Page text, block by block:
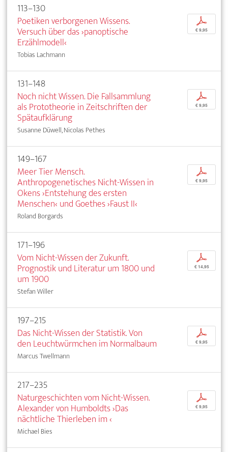
113–130
Poetiken verborgenen Wissens.
Versuch über das ›panoptische
Erzählmodell‹
Tobias Lachmann
p
€ 9,95
131–148
Noch nicht Wissen. Die Fallsammlung
als Prototheorie in Zeitschriften der
Spätaufklärung
Susanne Düwell, Nicolas Pethes
p
€ 9,95
149–167
Meer Tier Mensch.
Anthropogenetisches Nicht-Wissen in
Okens ›Entstehung des ersten
Menschen‹ und Goethes ›Faust II‹
Roland Borgards
p
€ 9,95
171–196
Vom Nicht-Wissen der Zukunft.
Prognostik und Literatur um 1800 und
um 1900
Stefan Willer
p
€ 14,95
197–215
Das Nicht-Wissen der Statistik. Von
den Leuchtwürmchen im Normalbaum
Marcus Twellmann
p
€ 9,95
217–235
Naturgeschichten vom Nicht-Wissen.
Alexander von Humboldts ›Das
nächtliche Thierleben im ‹
Michael Bies
p
€ 9,95